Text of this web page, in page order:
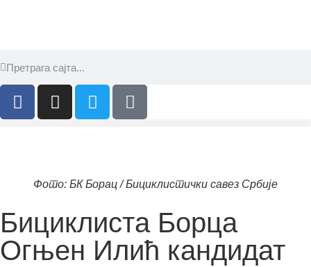
Фото: БК Борац / Бициклистички савез Србије
Бициклиста Борца
Огњен Илић кандидат